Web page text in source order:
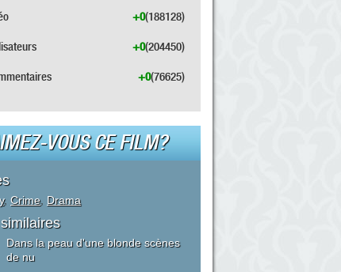
(188128)
+0
(204450)
+0
(76625)
+0
VOUS CE FILM?
, Crime, Drama
Dans la peau d'une blonde scènes
de nu